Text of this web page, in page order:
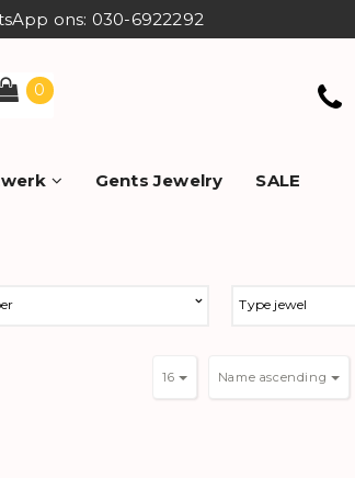
ons: 030-6922292
0
Gents Jewelry SALE
Type jewel
Name ascending
16